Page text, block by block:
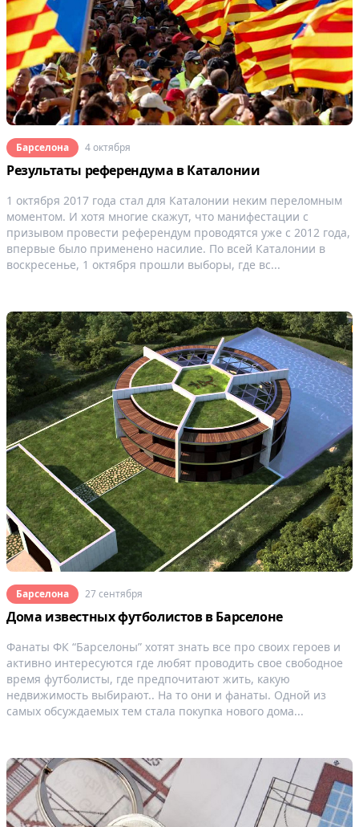
Барселона 4 октября
Результаты референдума в Каталонии
1 октября 2017 года стал для Каталонии неким переломным
моментом. И хотя многие скажут, что манифестации с
призывом провести референдум проводятся уже с 2012 года,
впервые было применено насилие. По всей Каталонии в
воскресенье, 1 октября прошли выборы, где вс...
Барселона 27 сентября
Дома известных футболистов в Барселоне
Фанаты ФК “Барселоны” хотят знать все про своих героев и
активно интересуются где любят проводить свое свободное
время футболисты, где предпочитают жить, какую
недвижимость выбирают.. На то они и фанаты. Одной из
самых обсуждаемых тем стала покупка нового дома...